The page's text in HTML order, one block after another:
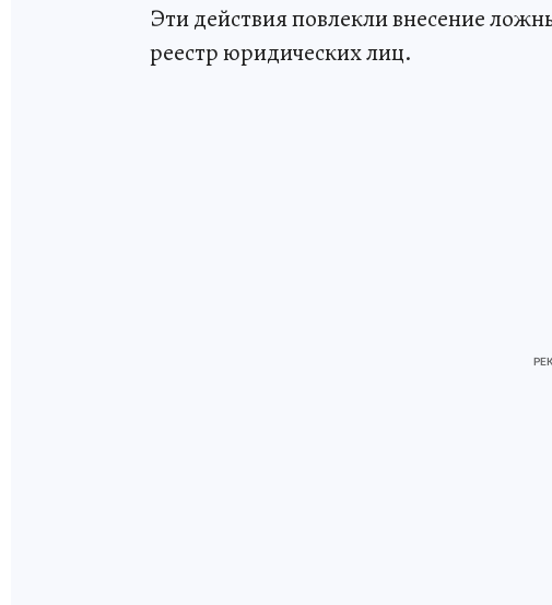
Эти действия повлекли внесение
реестр юридических лиц.